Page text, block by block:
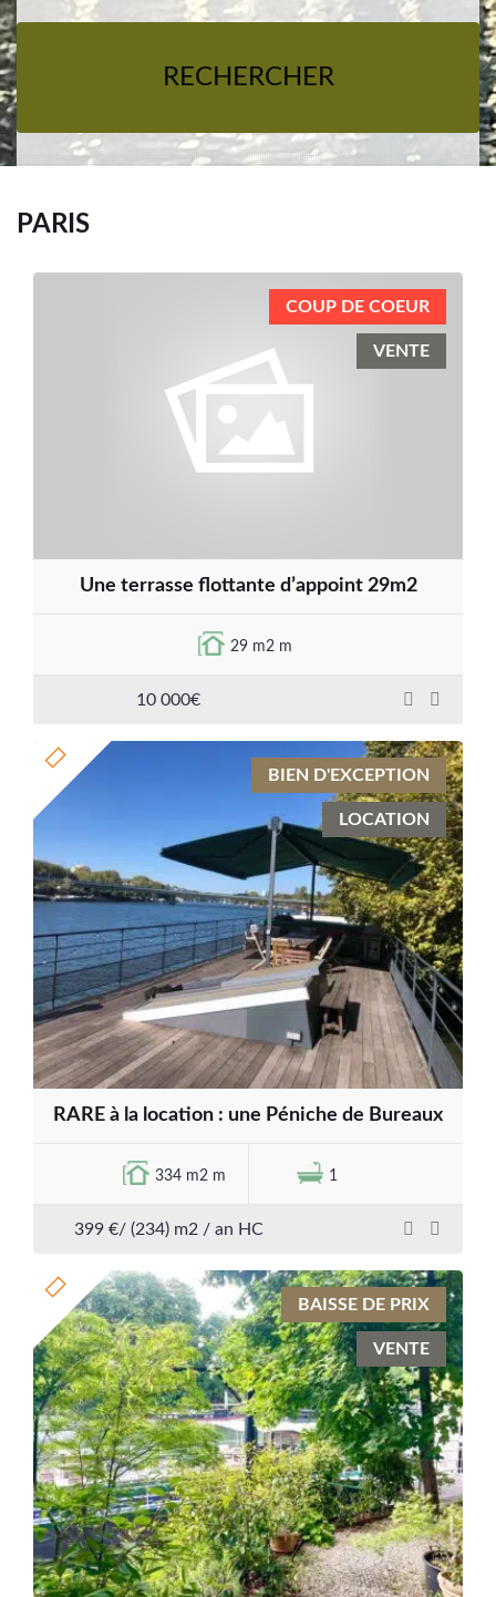
RECHERCHER
PARIS
COUP DE COEUR
VENTE
Une terrasse flottante d’appoint 29m2
29 m2 m
10 000€
BIEN D'EXCEPTION
LOCATION
RARE à la location : une Péniche de Bureaux
334 m2 m 1
399 €/ (234) m2 / an HC
BAISSE DE PRIX
VENTE